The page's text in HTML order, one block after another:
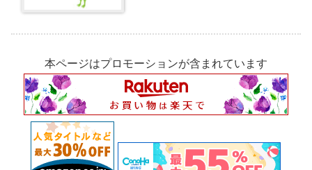
本ページはプロモーションが含まれています